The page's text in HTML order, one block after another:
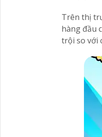
Trên thị
hàng đầu
trội so với